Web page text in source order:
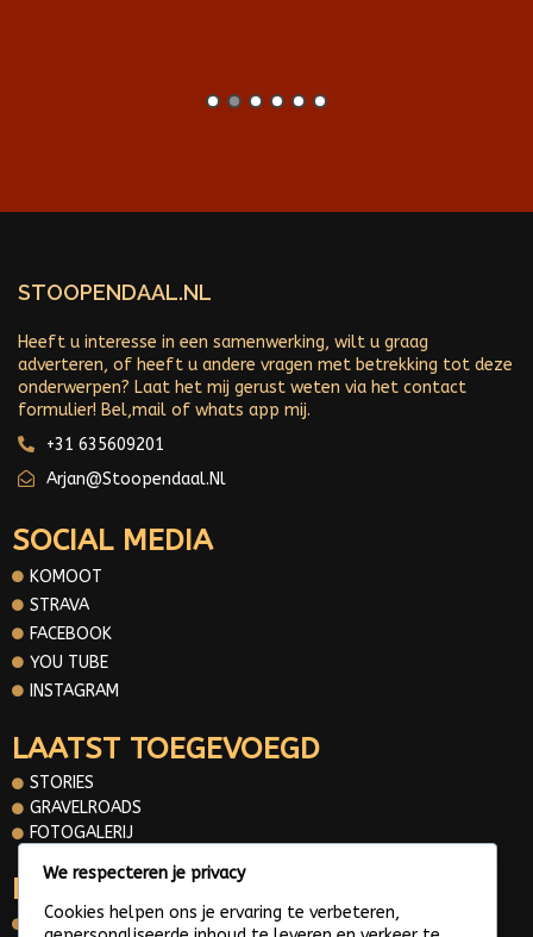
STOOPENDAAL.NL
Heeft u interesse in een samenwerking, wilt u graag
adverteren, of heeft u andere vragen met betrekking tot deze
onderwerpen? Laat het mij gerust weten via het contact
formulier! Bel,mail of whats app mij.
+31 635609201
Arjan@stoopendaal.nl
SOCIAL MEDIA
KOMOOT
STRAVA
FACEBOOK
YOU TUBE
INSTAGRAM
LAATST TOEGEVOEGD
STORIES
GRAVELROADS
FOTOGALERIJ
INFORMATIE
OVER MIJ
We respecteren je privacy
Cookies helpen ons je ervaring te verbeteren,